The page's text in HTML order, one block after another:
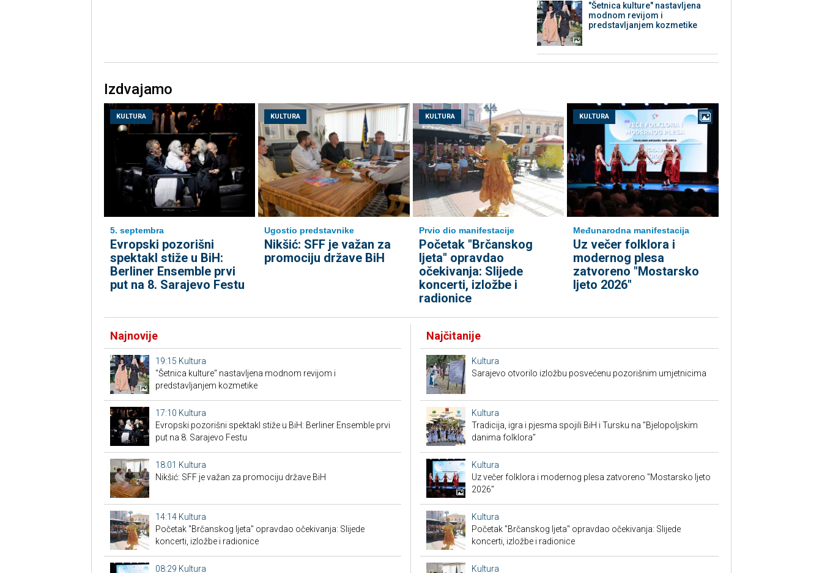
"Šetnica kulture" nastavljena
modnom revijom i
predstavljanjem kozmetike
Izdvajamo
KULTURA
5. septembra
Evropski pozorišni
spektakl stiže u BiH:
Berliner Ensemble prvi
put na 8. Sarajevo Festu
KULTURA
Ugostio predstavnike
Nikšić: SFF je važan za
promociju države BiH
KULTURA
Prvio dio manifestacije
Početak "Brčanskog
ljeta" opravdao
očekivanja: Slijede
koncerti, izložbe i
radionice
KULTURA
Međunarodna manifestacija
Uz večer folklora i
modernog plesa
zatvoreno "Mostarsko
ljeto 2026"
Najnovije
19:15 Kultura
"Šetnica kulture" nastavljena modnom revijom i
predstavljanjem kozmetike
17:10 Kultura
Evropski pozorišni spektakl stiže u BiH: Berliner Ensemble prvi
put na 8. Sarajevo Festu
18:01 Kultura
Nikšić: SFF je važan za promociju države BiH
14:14 Kultura
Početak "Brčanskog ljeta" opravdao očekivanja: Slijede
koncerti, izložbe i radionice
08:29 Kultura
Najčitanije
Kultura
Sarajevo otvorilo izložbu posvećenu pozorišnim umjetnicima
Kultura
Tradicija, igra i pjesma spojili BiH i Tursku na "Bjelopoljskim
danima folklora"
Kultura
Uz večer folklora i modernog plesa zatvoreno "Mostarsko ljeto
2026"
Kultura
Početak "Brčanskog ljeta" opravdao očekivanja: Slijede
koncerti, izložbe i radionice
Kultura